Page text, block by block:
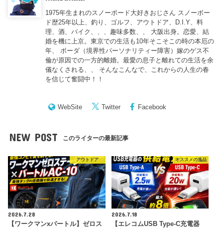
1975年生まれのスノーボード大好きおじさん スノーボー
ド歴25年以上、釣り、ゴルフ、アウトドア、D.I.Y、料
理、酒、バイク、、、趣味多数、、 大阪出身。恋愛、結
婚を機に上京。東京での生活も10年そこそこの時の本厄の
年、 ボーダ（境界性パーソナリティー障害）嫁のゲス不
倫が原因での一方的離婚。最愛の息子と離れての生活を余
儀なくされる、、 そんなこんなで、これからの人生の春
を信じて奮闘中！！
WebSite Twitter Facebook
NEW POST このライターの最新記事
アウトドア
2026.7.28
【ワークマンxバートル】ゼロス
オススメの逸品
2026.7.18
【エレコムUSB Type-C充電器